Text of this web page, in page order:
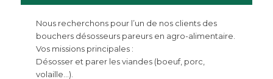
Nous recherchons pour l’un de nos clients des
bouchers désosseurs pareurs en agro-alimentaire.
Vos missions principales :
Désosser et parer les viandes (boeuf, porc,
volaille…).